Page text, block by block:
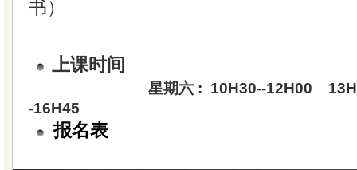
书）
上课时间
星期六 : 10H30--12H00
-16H45
报名表